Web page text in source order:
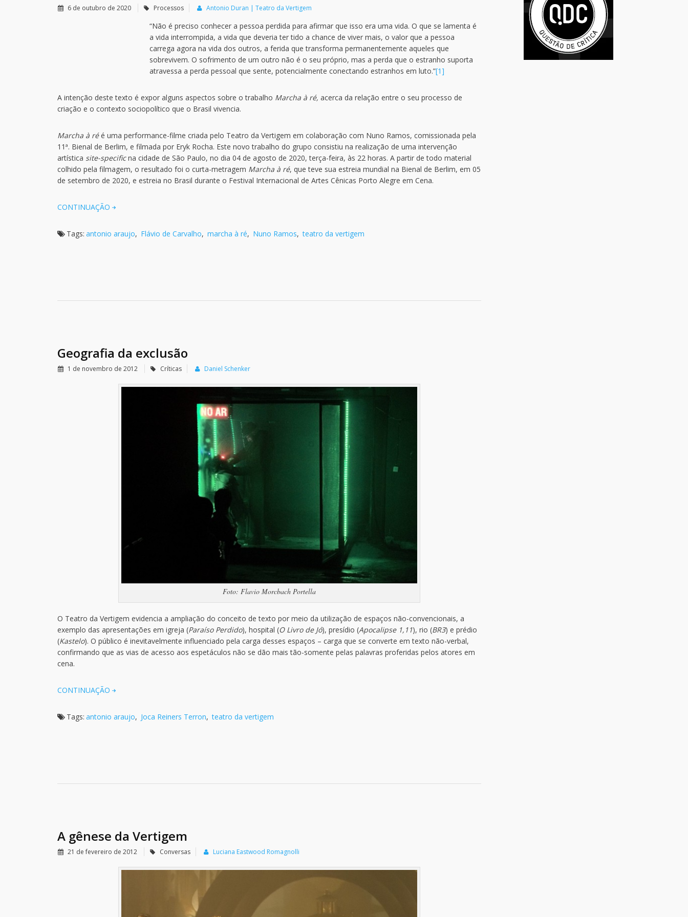
6 de outubro de 2020 Processos Antonio Duran | Teatro da Vertigem
“Não é preciso conhecer a pessoa perdida para afirmar que isso era uma vida. O que se lamenta é
a vida interrompida, a vida que deveria ter tido a chance de viver mais, o valor que a pessoa
carrega agora na vida dos outros, a ferida que transforma permanentemente aqueles que
sobrevivem. O sofrimento de um outro não é o seu próprio, mas a perda que o estranho suporta
atravessa a perda pessoal que sente, potencialmente conectando estranhos em luto.”[1]
A intenção deste texto é expor alguns aspectos sobre o trabalho Marcha à ré, acerca da relação entre o seu processo de
criação e o contexto sociopolítico que o Brasil vivencia.
Marcha à réé uma performance-filme criada pelo Teatro da Vertigem em colaboração com Nuno Ramos, comissionada pela
11ª. Bienal de Berlim, e filmada por Eryk Rocha. Este novo trabalho do grupo consistiu na realização de uma intervenção
artística site-specificna cidade de São Paulo, no dia 04 de agosto de 2020, terça-feira, às 22 horas. A partir de todo material
colhido pela filmagem, o resultado foi o curta-metragem Marcha à ré, que teve sua estreia mundial na Bienal de Berlim, em 05
de setembro de 2020, e estreia no Brasil durante o Festival Internacional de Artes Cênicas Porto Alegre em Cena.
CONTINUAÇÃO
Tags: antonio araujo, Flávio de Carvalho, marcha à ré, Nuno Ramos, teatro da vertigem
Geografia da exclusão
1 de novembro de 2012 Críticas Daniel Schenker
Foto: Flavio Morcbach Portella
O Teatro da Vertigem evidencia a ampliação do conceito de texto por meio da utilização de espaços não-convencionais, a
exemplo das apresentações em igreja (Paraíso Perdido), hospital (O Livro de Jó), presídio (Apocalipse 1,11), rio (BR3) e prédio
(Kastelo). O público é inevitavelmente influenciado pela carga desses espaços – carga que se converte em texto não-verbal,
confirmando que as vias de acesso aos espetáculos não se dão mais tão-somente pelas palavras proferidas pelos atores em
cena.
CONTINUAÇÃO
Tags: antonio araujo, Joca Reiners Terron, teatro da vertigem
A gênese da Vertigem
21 de fevereiro de 2012 Conversas Luciana Eastwood Romagnolli